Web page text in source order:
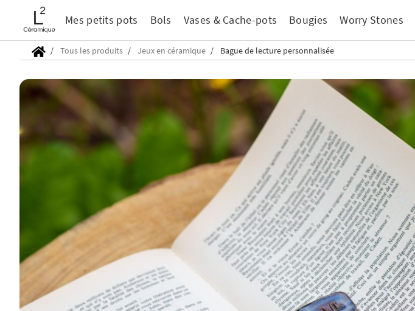
Mes petits pots Bols Vases & Cache-pots Bougies Worry Stones
Tous les produits Jeux en céramique Bague de lecture personnalisée